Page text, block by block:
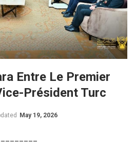
Entre Le Premier
Président Turc
May 19, 2026